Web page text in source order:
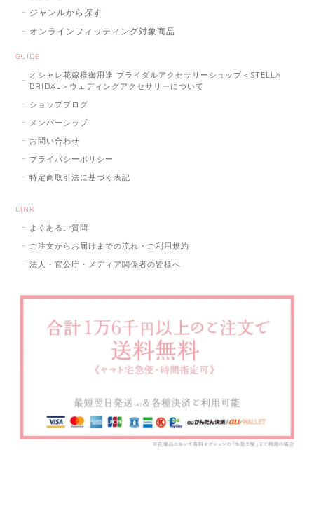
ジャンルから探す
オンラインフィッティング対象商品
GUIDE
オシャレ花嫁様御用達 ブライダルアクセサリーショップ＜STELLA
BRIDAL＞ウェディングアクセサリーについて
ショップブログ
メンバーシップ
お問い合わせ
プライバシーポリシー
特定商取引法に基づく表記
LINK
よくあるご質問
ご注文からお届けまでの流れ・ご利用規約
法人・官公庁・メディア関係者の皆様へ